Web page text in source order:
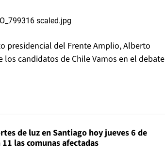
presidencial del Frente Amplio, Alberto
candidatos de Chile Vamos en el debate
de luz en Santiago hoy jueves 6 de
las comunas afectadas